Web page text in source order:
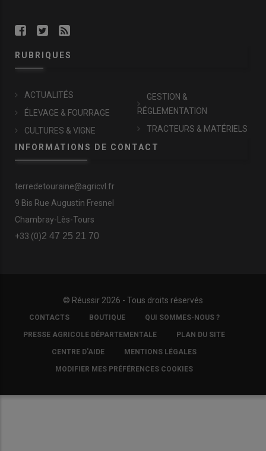
RUBRIQUES
ACTUALITÉS
ÉLEVAGE & FOURRAGE
CULTURES & VIGNE
GESTION &
RÉGLEMENTATION
TRACTEURS & MATÉRIELS
INFORMATIONS DE CONTACT
terredetouraine@agricvl.fr
9 Bis Rue Augustin Fresnel
Chambray-Lès-Tours
+33 (0)2 47 25 21 70
© Réussir 2026 - Tous droits réservés
FOOTER
COPYRIGHT
CONTACTS BOUTIQUE QUI SOMMES-NOUS ?
PRESSE AGRICOLE DÉPARTEMENTALE PLAN DU SITE
CENTRE D'AIDE MENTIONS LÉGALES
MODIFIER MES PRÉFÉRENCES COOKIES